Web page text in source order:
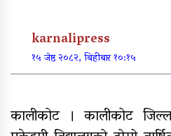
अन्तर जिल्ला
बैठक
बालबालिका
विषयमा
karnalipress
१५ जेष्ठ २०८२, बिहीबार १०:१५
कालीकोट । कालीकोट